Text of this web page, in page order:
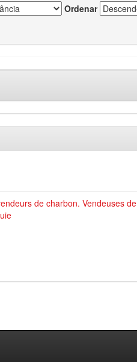
Ordenar
de charbon. Vendeuses de